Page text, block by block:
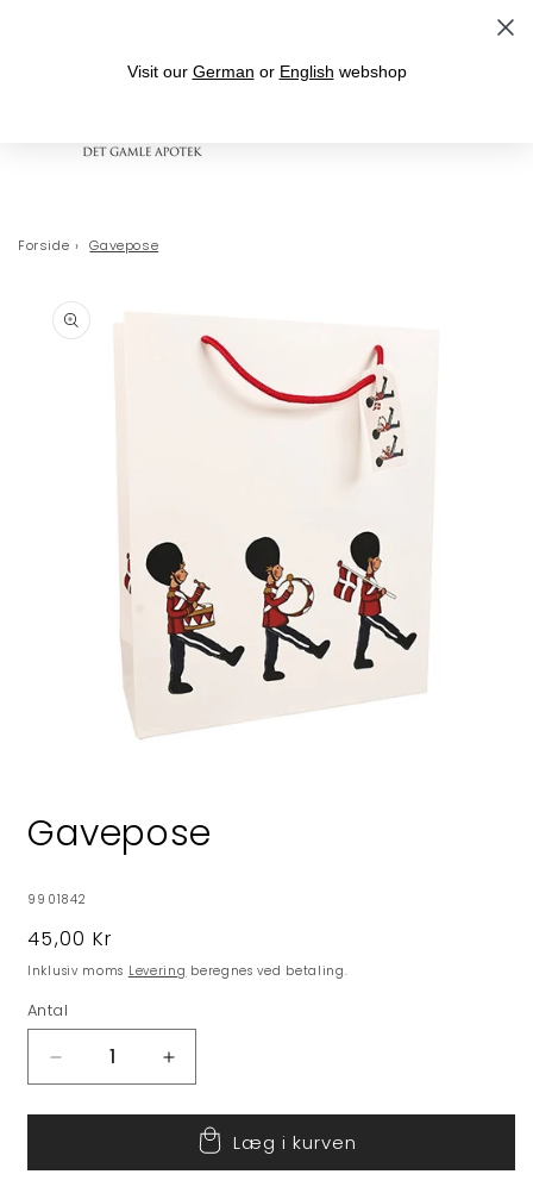
Forside › Gavepose
i
modus
Gavepose
SKU:
9901842
Normalpris
45,00 Kr
Inklusiv moms Levering beregnes ved betaling.
Antal
Reducer
antallet
for
Øg
antallet
for
GaveposeLæg i kurven
Visit our German or English webshop